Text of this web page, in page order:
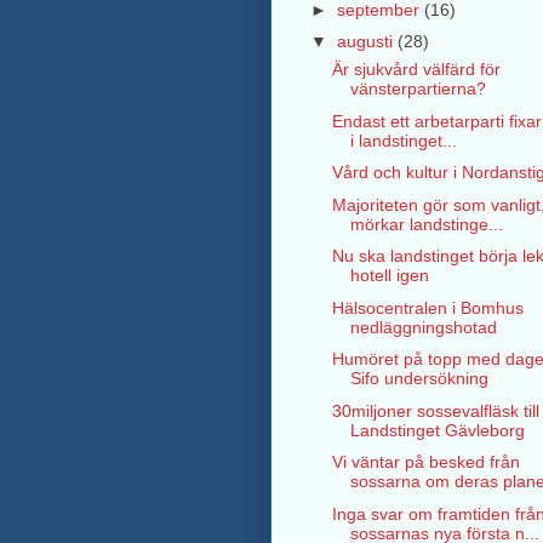
► september (16)
▼ augusti (28)
Är sjukvård välfärd för
vänsterpartierna?
Endast ett arbetarparti
i landstinget...
Vård och kultur i Nordanstig
Majoriteten gör som
mörkar landstinge...
Nu ska landstinget börja
hotell igen
Hälsocentralen i Bomhus
nedläggningshotad
Humöret på topp med
Sifo undersökning
30miljoner sossevalfläsk till
Landstinget Gävleborg
Vi väntar på besked från
sossarna om deras
Inga svar om framtiden från
sossarnas nya första n...